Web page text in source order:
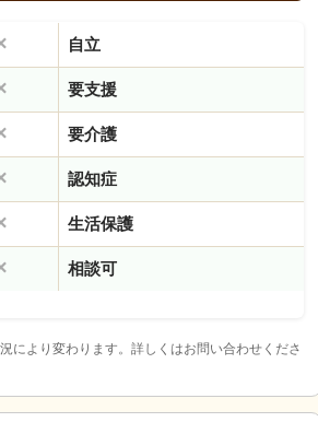
自立
要支援
要介護
認知症
生活保護
相談可
により変わります。詳しくはお問い合わせくださ